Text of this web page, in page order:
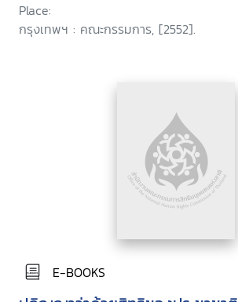
Place:
กรุงเทพฯ : คณะกรรมการ, [2552].
E-BOOKS